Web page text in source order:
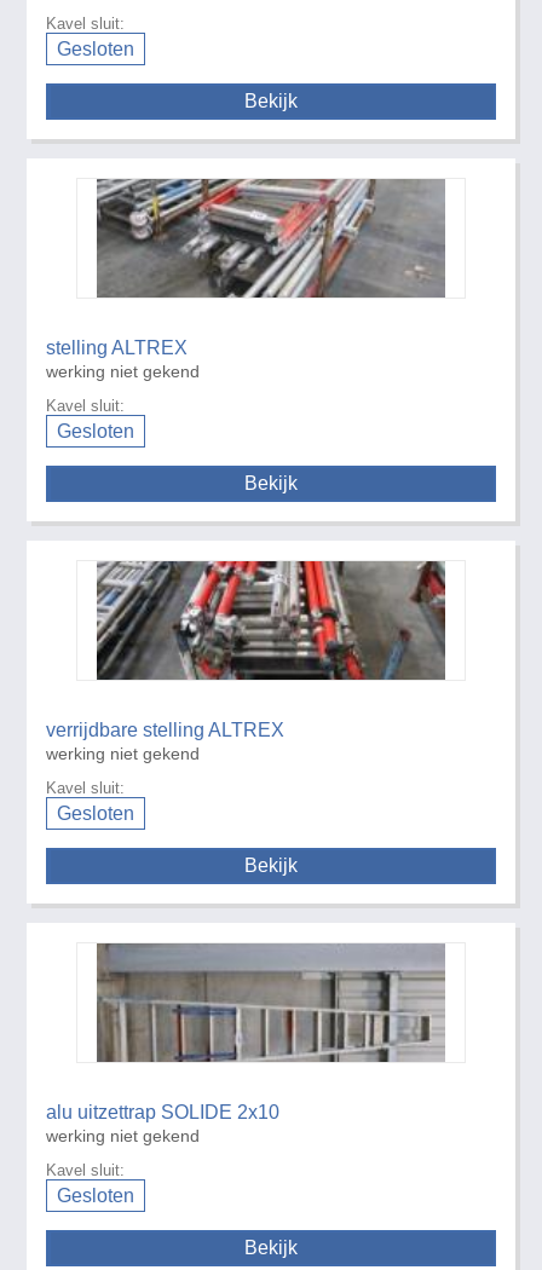
Kavel sluit:
Gesloten
Bekijk
stelling ALTREX
werking niet gekend
Kavel sluit:
Gesloten
Bekijk
verrijdbare stelling ALTREX
werking niet gekend
Kavel sluit:
Gesloten
Bekijk
alu uitzettrap SOLIDE 2x10
werking niet gekend
Kavel sluit:
Gesloten
Bekijk